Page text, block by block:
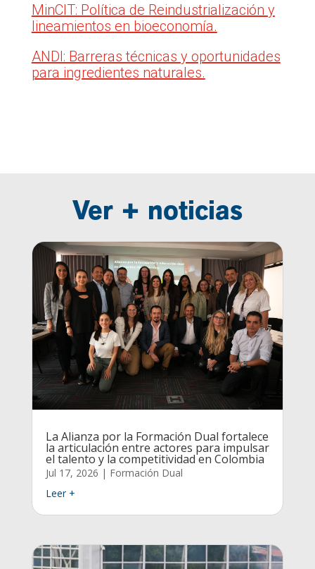
MinCIT: Política de Reindustrialización y
lineamientos en bioeconomía.
ANDI: Barreras técnicas y oportunidades
para ingredientes naturales.
Ver + noticias
La Alianza por la Formación Dual fortalece
la articulación entre actores para impulsar
el talento y la competitividad en Colombia
Jul 17, 2026 | Formación Dual
Leer +